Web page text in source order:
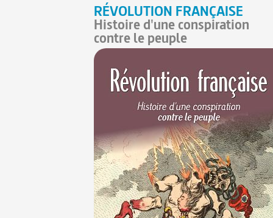
RÉVOLUTION FRANÇAISE
Histoire d'une conspiration
contre le peuple